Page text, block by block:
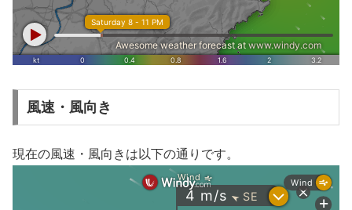
風速・風向き
現在の風速・風向きは以下の通りです。